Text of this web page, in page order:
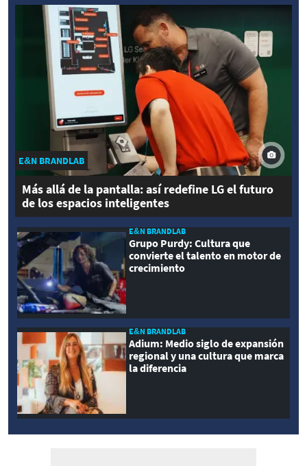
E&N BRANDLAB
Más allá de la pantalla: así redefine LG el futuro
de los espacios inteligentes
E&N BRANDLAB
Grupo Purdy: Cultura que
convierte el talento en motor de
crecimiento
E&N BRANDLAB
Adium: Medio siglo de expansión
regional y una cultura que marca
la diferencia